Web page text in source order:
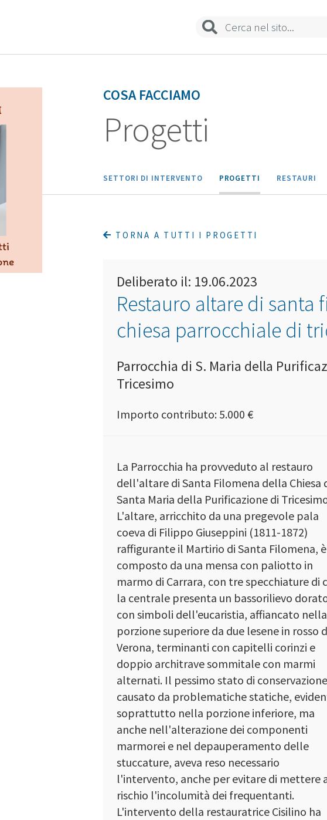
COSA FACCIAMO
Progetti
SETTORI DI INTERVENTO PROGETTI RESTAURI
TORNA A TUTTI I PROGETTI
Deliberato il: 19.06.2023
Restauro altare di santa
chiesa parrocchiale di
Parrocchia di S. Maria della
Tricesimo
Importo contributo: 5.000 €
La Parrocchia ha provveduto al restauro
dell'altare di Santa Filomena della Chiesa
Santa Maria della Purificazione di
L'altare, arricchito da una pregevole pala
coeva di Filippo Giuseppini (1811-1872)
raffigurante il Martirio di Santa Filomena, è
composto da una mensa con paliotto in
marmo di Carrara, con tre specchiature di
la centrale presenta un bassorilievo
con simboli dell'eucaristia, affiancato nella
porzione superiore da due lesene in rosso
Verona, terminanti con capitelli corinzi e
doppio architrave sommitale con marmi
alternati. Il pessimo stato di
causato da problematiche statiche,
soprattutto nella porzione inferiore, ma
anche nell'alterazione dei componenti
marmorei e nel depauperamento delle
stuccature, aveva reso necessario
l'intervento, anche per evitare di mettere
rischio l'incolumità dei frequentanti.
L'intervento della restauratrice Cisilino ha